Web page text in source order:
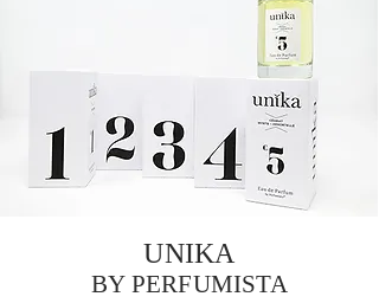
UNIKA
BY PERFUMISTA